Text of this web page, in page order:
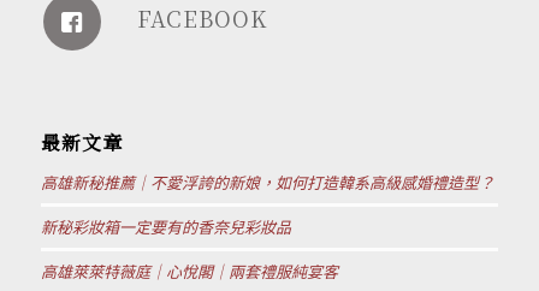
FACEBOOK
最新文章
高雄新秘推薦｜不愛浮誇的新娘，如何打造韓系高級感婚禮造型？
新秘彩妝箱一定要有的香奈兒彩妝品
高雄萊萊特薇庭｜心悅閣｜兩套禮服純宴客